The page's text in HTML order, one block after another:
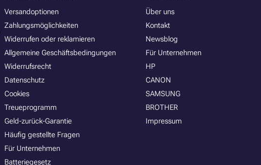
Versandoptionen
Zahlungsmöglichkeiten
Widerrufen oder reklamieren
Allgemeine Geschäftsbedingungen
Widerrufsrecht
Datenschutz
Cookies
Treueprogramm
Geld-zurück-Garantie
Häufig gestellte Fragen
Für Unternehmen
Batteriegesetz
Über uns
Kontakt
Newsblog
Für Unternehmen
HP
CANON
SAMSUNG
BROTHER
Impressum